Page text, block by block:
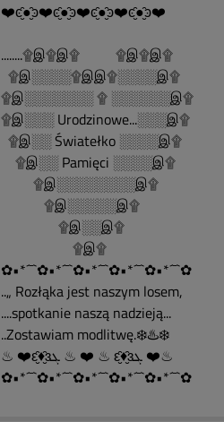
❤️ͼ̮̑●̮̑ͽ❤️ͼ̮̑●̮̑ͽ❤️ͼ̮̑●̮̑ͽ❤️ͼ̮̑●̮̑ͽ❤️
........۩இ۩இ۩ ۩இ۩இ۩
۩இ░░░░۩இஇ۩░░░░இ۩
۩இ░░░░░░░ ۩ ░░░░░░இ۩
۩இ░░░ Urodzinowe...░░░இ۩
۩இ░░ Światełko ░░░░இ۩
۩இ░░ Pamięci ░░░░இ۩
۩இ░░░░░░░░இ۩
۩இ░░░░░இ۩
۩இ░░இ۩
۩இ۩
✿•*´¯`✿•*´¯`✿•*´¯`✿•*´¯`✿•*´¯`✿
..„ Rozłąka jest naszym losem,
....spotkanie naszą nadzieją...
..Zostawiam modlitwę.❄️♨️❄️
♨ ❤️ԑ̮̑♦̮̑ɜܓ ♨ ❤️ ♨ ԑ̮̑♦̮̑ɜܓ ❤️♨
✿•*´¯`✿•*´¯`✿•*´¯`✿•*´¯`✿•*´¯`✿